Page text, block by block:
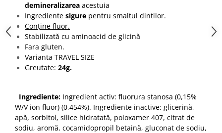
demineralizarea acestuia
Ingrediente sigure pentru smaltul dintilor.
Conține fluor.
Stabilizată cu aminoacid de glicină
Fara gluten.
Varianta TRAVEL SIZE
Greutate: 24g.
Ingrediente: Ingredient activ: fluorura stanosa (0,15%
W/V ion fluor) (0,454%). Ingrediente inactive: glicerină,
apă, sorbitol, silice hidratată, poloxamer 407, citrat de
sodiu, aromă, cocamidopropil betaină, gluconat de sodiu,